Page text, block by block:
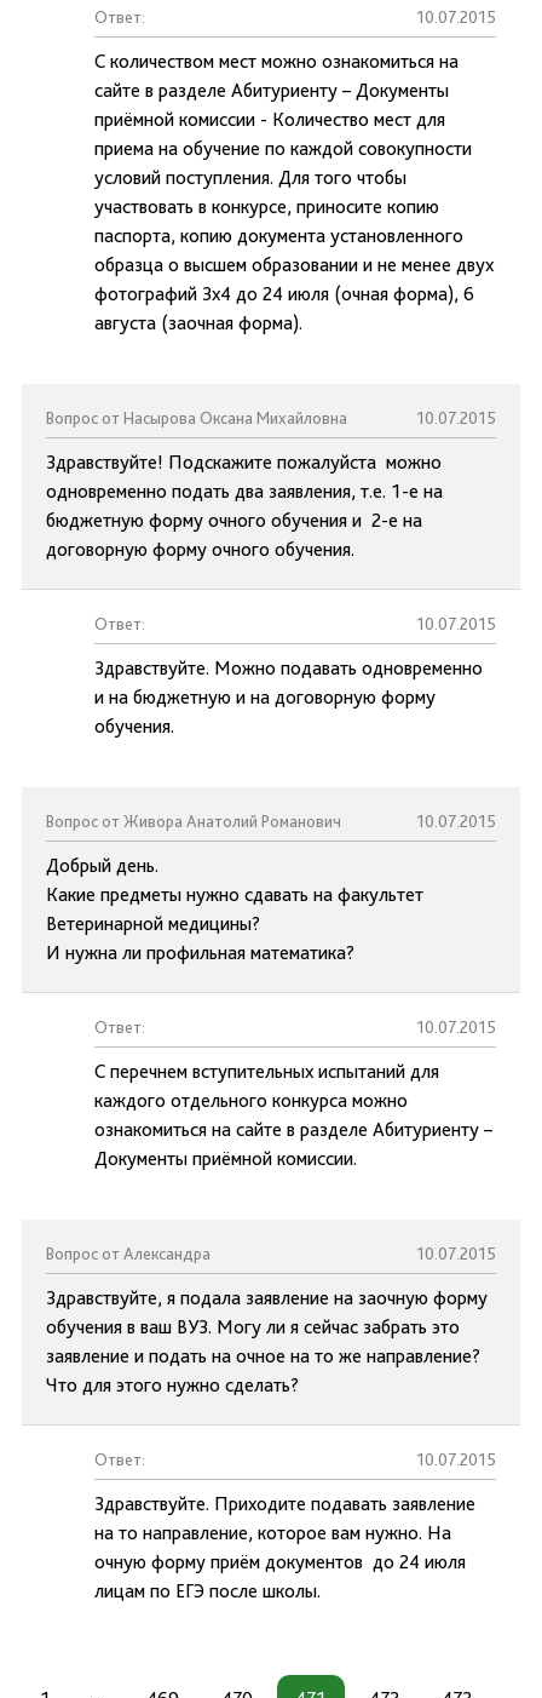
Ответ: 10.07.2015
С количеством мест можно ознакомиться на
сайте в разделе Абитуриенту – Документы
приёмной комиссии - Количество мест для
приема на обучение по каждой совокупности
условий поступления. Для того чтобы
участвовать в конкурсе, приносите копию
паспорта, копию документа установленного
образца о высшем образовании и не менее двух
фотографий 3х4 до 24 июля (очная форма), 6
августа (заочная форма).
Вопрос от Насырова Оксана Михайловна 10.07.2015
Здравствуйте! Подскажите пожалуйста можно
одновременно подать два заявления, т.е. 1-е на
бюджетную форму очного обучения и 2-е на
договорную форму очного обучения.
Ответ: 10.07.2015
Здравствуйте. Можно подавать одновременно
и на бюджетную и на договорную форму
обучения.
Вопрос от Живора Анатолий Романович 10.07.2015
Добрый день.
Какие предметы нужно сдавать на факультет
Ветеринарной медицины?
И нужна ли профильная математика?
Ответ: 10.07.2015
С перечнем вступительных испытаний для
каждого отдельного конкурса можно
ознакомиться на сайте в разделе Абитуриенту –
Документы приёмной комиссии.
Вопрос от Александра 10.07.2015
Здравствуйте, я подала заявление на заочную форму
обучения в ваш ВУЗ. Могу ли я сейчас забрать это
заявление и подать на очное на то же направление?
Что для этого нужно сделать?
Ответ: 10.07.2015
Здравствуйте. Приходите подавать заявление
на то направление, которое вам нужно. На
очную форму приём документов до 24 июля
лицам по ЕГЭ после школы.